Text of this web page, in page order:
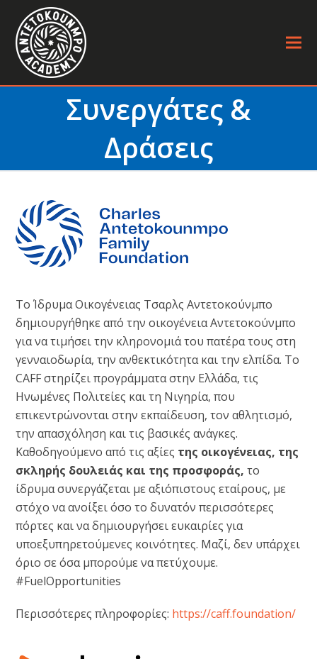
Συνεργάτες &
Δράσεις
Το Ίδρυμα Οικογένειας Τσαρλς Αντετοκούνμπο
δημιουργήθηκε από την οικογένεια Αντετοκούνμπο
για να τιμήσει την κληρονομιά του πατέρα τους στη
γενναιοδωρία, την ανθεκτικότητα και την ελπίδα. Το
CAFF στηρίζει προγράμματα στην Ελλάδα, τις
Ηνωμένες Πολιτείες και τη Νιγηρία, που
επικεντρώνονται στην εκπαίδευση, τον αθλητισμό,
την απασχόληση και τις βασικές ανάγκες.
Καθοδηγούμενο από τις αξίες της οικογένειας, της
σκληρής δουλειάς και της προσφοράς, το
ίδρυμα συνεργάζεται με αξιόπιστους εταίρους, με
στόχο να ανοίξει όσο το δυνατόν περισσότερες
πόρτες και να δημιουργήσει ευκαιρίες για
υποεξυπηρετούμενες κοινότητες. Μαζί, δεν υπάρχει
όριο σε όσα μπορούμε να πετύχουμε.
#FuelOpportunities
Περισσότερες πληροφορίες: https://caff.foundation/